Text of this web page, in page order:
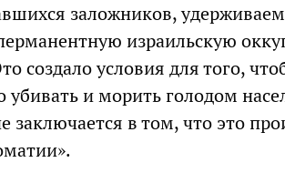
заложников,
израильскую
создало условия для того,
убивать и морить голодом
заключается в том, что это